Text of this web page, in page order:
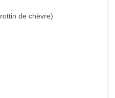
de chèvre)